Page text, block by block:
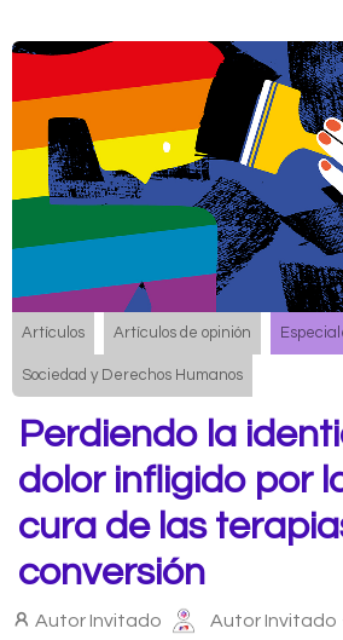
Artículos Artículos de opinión
Sociedad y Derechos Humanos
Perdiendo la
dolor infligido por
cura de las
conversión
Autor Invitado Autor Invitado